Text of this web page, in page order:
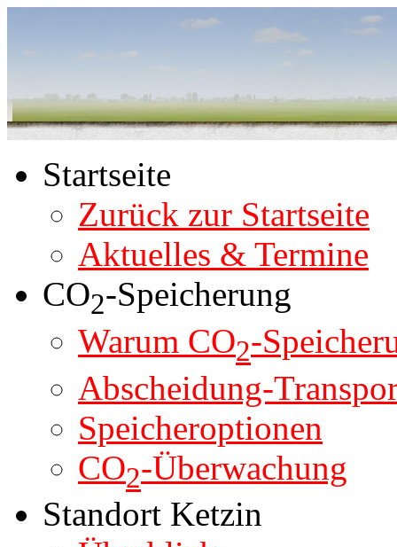
Startseite
Zurück zur Startseite
Aktuelles & Termine
CO2-Speicherung
Warum CO2-
Abscheidung-
Speicheroptionen
CO2-Überwachung
Standort Ketzin